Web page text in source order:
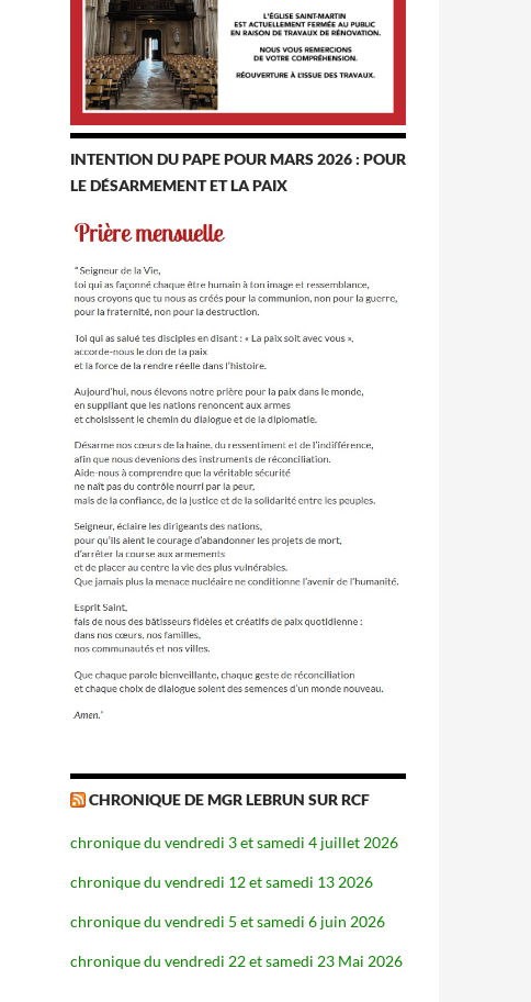
INTENTION DU PAPE POUR MARS 2026 : POUR
LE DÉSARMEMENT ET LA PAIX
CHRONIQUE DE MGR LEBRUN SUR RCF
chronique du vendredi 3 et samedi 4 juillet 2026
chronique du vendredi 12 et samedi 13 2026
chronique du vendredi 5 et samedi 6 juin 2026
chronique du vendredi 22 et samedi 23 Mai 2026